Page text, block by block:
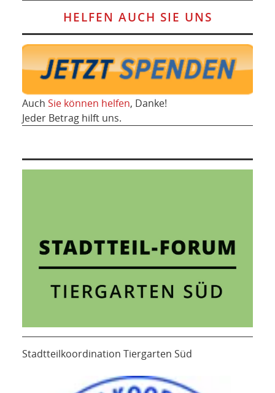
HELFEN AUCH SIE UNS
Auch Sie können helfen, Danke!
Jeder Betrag hilft uns.
Stadtteilkoordination Tiergarten Süd